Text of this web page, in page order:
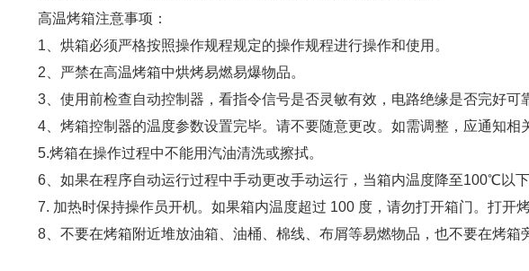
高温烤箱注意事项：
1、烘箱必须严格按照操作规程规定的操作规程进行操作和使用。
2、严禁在高温烤箱中烘烤易燃易爆物品。
3、使用前检查自动控制器，看指令信号是否灵敏有效，电路绝缘是否完好可
4、烤箱控制器的温度参数设置完毕。请不要随意更改。如需调整，应通知相
5.烤箱在操作过程中不能用汽油清洗或擦拭。
6、如果在程序自动运行过程中手动更改手动运行，当箱内温度降至100℃以下
7. 加热时保持操作员开机。如果箱内温度超过 100 度，请勿打开箱门。打开
8、不要在烤箱附近堆放油箱、油桶、棉线、布屑等易燃物品，也不要在烤箱